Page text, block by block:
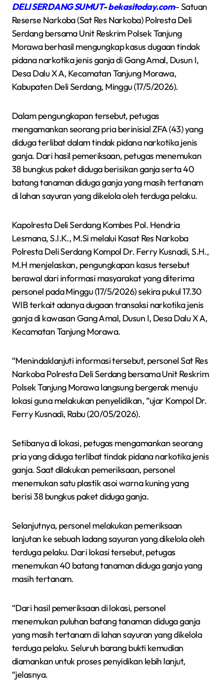
DELI SERDANG SUMUT- bekasitoday.com– Satuan
Reserse Narkoba (Sat Res Narkoba) Polresta Deli
Serdang bersama Unit Reskrim Polsek Tanjung
Morawa berhasil mengungkap kasus dugaan tindak
pidana narkotika jenis ganja di Gang Amal, Dusun I,
Desa Dalu X A, Kecamatan Tanjung Morawa,
Kabupaten Deli Serdang, Minggu (17/5/2026).
Dalam pengungkapan tersebut, petugas
mengamankan seorang pria berinisial ZFA (43) yang
diduga terlibat dalam tindak pidana narkotika jenis
ganja. Dari hasil pemeriksaan, petugas menemukan
38 bungkus paket diduga berisikan ganja serta 40
batang tanaman diduga ganja yang masih tertanam
di lahan sayuran yang dikelola oleh terduga pelaku.
Kapolresta Deli Serdang Kombes Pol. Hendria
Lesmana, S.I.K., M.Si melalui Kasat Res Narkoba
Polresta Deli Serdang Kompol Dr. Ferry Kusnadi, S.H.,
M.H menjelaskan, pengungkapan kasus tersebut
berawal dari informasi masyarakat yang diterima
personel pada Minggu (17/5/2026) sekira pukul 17.30
WIB terkait adanya dugaan transaksi narkotika jenis
ganja di kawasan Gang Amal, Dusun I, Desa Dalu X A,
Kecamatan Tanjung Morawa.
“Menindaklanjuti informasi tersebut, personel Sat Res
Narkoba Polresta Deli Serdang bersama Unit Reskrim
Polsek Tanjung Morawa langsung bergerak menuju
lokasi guna melakukan penyelidikan, “ujar Kompol Dr.
Ferry Kusnadi, Rabu (20/05/2026).
Setibanya di lokasi, petugas mengamankan seorang
pria yang diduga terlibat tindak pidana narkotika jenis
ganja. Saat dilakukan pemeriksaan, personel
menemukan satu plastik asoi warna kuning yang
berisi 38 bungkus paket diduga ganja.
Selanjutnya, personel melakukan pemeriksaan
lanjutan ke sebuah ladang sayuran yang dikelola oleh
terduga pelaku. Dari lokasi tersebut, petugas
menemukan 40 batang tanaman diduga ganja yang
masih tertanam.
“Dari hasil pemeriksaan di lokasi, personel
menemukan puluhan batang tanaman diduga ganja
yang masih tertanam di lahan sayuran yang dikelola
terduga pelaku. Seluruh barang bukti kemudian
diamankan untuk proses penyidikan lebih lanjut,
“jelasnya.